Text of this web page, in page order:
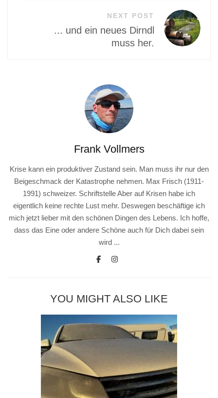
NEXT POST
... und ein neues Dirndl
muss her.
Frank Vollmers
Krise kann ein produktiver Zustand sein. Man muss ihr nur den
Beigeschmack der Katastrophe nehmen. Max Frisch (1911-
1991) schweizer. Schriftstelle Aber auf Krisen habe ich
eigentlich keine rechte Lust mehr. Deswegen beschäftige ich
mich jetzt lieber mit den schönen Dingen des Lebens. Ich hoffe,
dass das Eine oder andere Schöne auch für Dich dabei sein
wird ...
YOU MIGHT ALSO LIKE